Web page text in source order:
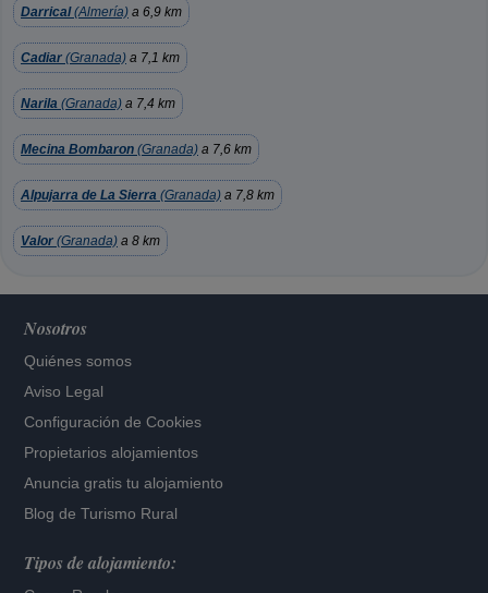
Darrical(Almería) a 6,9 km
Cadiar (Granada) a 7,1 km
Narila (Granada) a 7,4 km
Mecina Bombaron (Granada) a 7,6 km
Alpujarra de La Sierra (Granada) a 7,8 km
Valor (Granada) a 8 km
Nosotros
Quiénes somos
Aviso Legal
Configuración de Cookies
Propietarios alojamientos
Anuncia gratis tu alojamiento
Blog de Turismo Rural
Tipos de alojamiento: